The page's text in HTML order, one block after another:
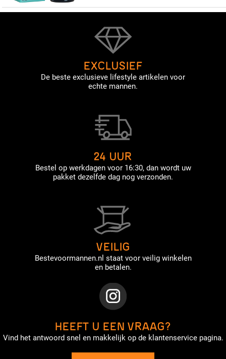
EXCLUSIEF
De beste exclusieve lifestyle artikelen voor
echte mannen.
24 UUR
Bestel op werkdagen voor 16:30, dan wordt uw
pakket dezelfde dag nog verzonden.
VEILIG
Bestevoormannen.nl staat voor veilig winkelen
en betalen.
HEEFT U EEN VRAAG?
Vind het antwoord snel en makkelijk op de klantenservice pagina.